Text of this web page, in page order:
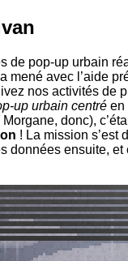
de pop-up urbain
mené avec l’aide
nos activités de
up urbain centré en
donc),
! La mission s’est
données ensuite,